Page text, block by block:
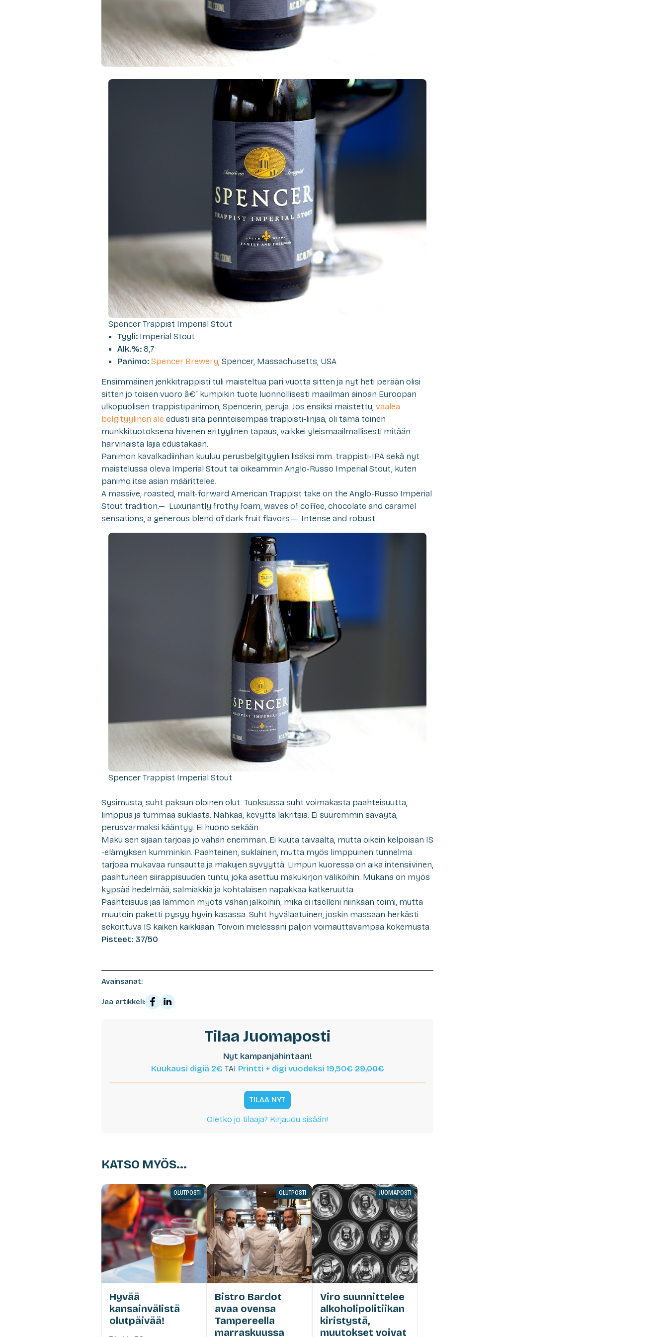
Spencer Trappist Imperial Stout
Tyyli: Imperial Stout
Alk.%:8,7
Panimo:Spencer Brewery, Spencer, Massachusetts, USA
Ensimmäinen jenkkitrappisti tuli maisteltua pari vuotta sitten ja nyt heti perään olisi
sitten jo toisen vuoro â€“ kumpikin tuote luonnollisesti maailman ainoan Euroopan
ulkopuolisen trappistipanimon, Spencerin, peruja. Jos ensiksi maistettu, vaalea
belgityylinen ale edusti sitä perinteisempää trappisti-linjaa, oli tämä toinen
munkkituotoksena hivenen erityylinen tapaus, vaikkei yleismaailmallisesti mitään
harvinaista lajia edustakaan.
Panimon kavalkadiinhan kuuluu perusbelgityylien lisäksi mm. trappisti-IPA sekä nyt
maistelussa oleva Imperial Stout tai oikeammin Anglo-Russo Imperial Stout, kuten
panimo itse asian määrittelee.
A massive, roasted, malt-forward American Trappist take on the Anglo-Russo Imperial
Stout tradition.— Luxuriantly frothy foam, waves of coffee, chocolate and caramel
sensations, a generous blend of dark fruit flavors.— Intense and robust.
Spencer Trappist Imperial Stout
Sysimusta, suht paksun oloinen olut. Tuoksussa suht voimakasta paahteisuutta,
limppua ja tummaa suklaata. Nahkaa, kevyttä lakritsia. Ei suuremmin säväytä,
perusvarmaksi kääntyy. Ei huono sekään.
Maku sen sijaan tarjoaa jo vähän enemmän. Ei kuuta taivaalta, mutta oikein kelpoisan IS
-elämyksen kumminkin. Paahteinen, suklainen, mutta myös limppuinen tunnelma
tarjoaa mukavaa runsautta ja makujen syvyyttä. Limpun kuoressa on aika intensiivinen,
paahtuneen siirappisuuden tuntu, joka asettuu makukirjon väliköihin. Mukana on myös
kypsää hedelmää, salmiakkia ja kohtalaisen napakkaa katkeruutta.
Paahteisuus jää lämmön myötä vähän jalkoihin, mikä ei itselleni niinkään toimi, mutta
muutoin paketti pysyy hyvin kasassa. Suht hyvälaatuinen, joskin massaan herkästi
sekoittuva IS kaiken kaikkiaan. Toivoin mielessäni paljon voimauttavampaa kokemusta.
Pisteet: 37/50
Avainsanat:
Jaa artikkeli:
Tilaa Juomaposti
Nyt kampanjahintaan!
Kuukausi digiä 2€ TAI Printti + digi vuodeksi 19,50€29,00€
TILAA NYT
Oletko jo tilaaja? Kirjaudu sisään!
KATSO MYÖS...
OLUTPOSTI
Hyvää
kansainvälistä
olutpäivää!
OLUTPOSTI
Bistro Bardot
avaa ovensa
Tampereella
marraskuussa
JUOMAPOSTI
Viro suunnittelee
alkoholipolitiikan
kiristystä,
muutokset voivat